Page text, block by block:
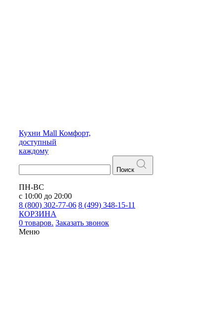
Кухни Mall Комфорт,
доступный
каждому
Поиск
ПН-ВС
с 10:00 до 20:00
8 (800) 302-77-06 8 (499) 348-15-11
КОРЗИНА
0 товаров. Заказать звонок
Меню